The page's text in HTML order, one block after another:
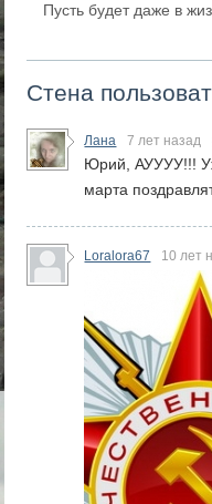
Пусть будет даже в
Стена
Лана 7 лет назад
Юрий, АУУУУ!!!
марта
Loralora67 10 лет